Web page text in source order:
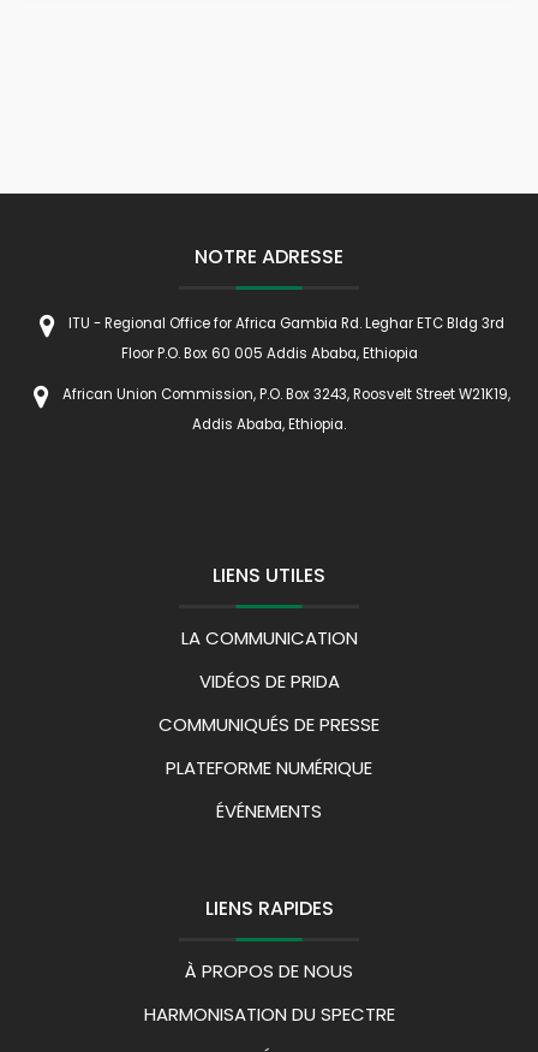
NOTRE ADRESSE
ITU - Regional Office for Africa Gambia Rd. Leghar ETC Bldg 3rd
Floor P.O. Box 60 005 Addis Ababa, Ethiopia
African Union Commission, P.O. Box 3243, Roosvelt Street W21K19,
Addis Ababa, Ethiopia.
LIENS UTILES
LA COMMUNICATION
VIDÉOS DE PRIDA
COMMUNIQUÉS DE PRESSE
PLATEFORME NUMÉRIQUE
ÉVÉNEMENTS
LIENS RAPIDES
À PROPOS DE NOUS
HARMONISATION DU SPECTRE